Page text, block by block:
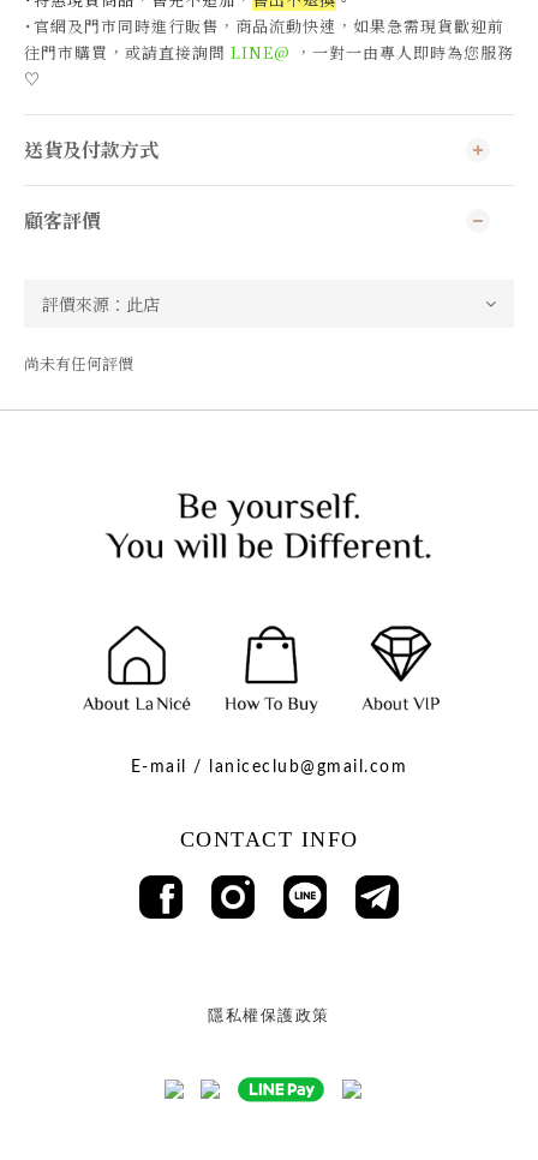
˙官網及門市同時進行販售，商品流動快速，如果急需現貨歡迎前
往門市購買，或請直接詢問 LINE@ ，一對一由專人即時為您服務
♡
送貨及付款方式
顧客評價
尚未有任何評價
E-mail / laniceclub@gmail.com
CONTACT INFO
隱私權保護政策